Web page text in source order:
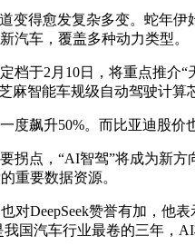
得愈发复杂多变。蛇年伊
汽车，覆盖多种动力类型。
于2月10日，将重点推介“
麻智能车规级自动驾驶计算
升50%。而比亚迪股价
点，“AI智驾”将成为新方
重要数据资源。
赞誉有加，他表
国汽车行业最卷的三年，